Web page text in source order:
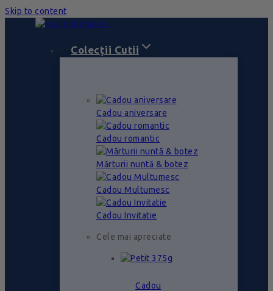
Skip to content
Colecții Cutii
Cadou aniversare
Cadou romantic
Mărturii nuntă & botez
Cadou Multumesc
Cadou Invitatie
Cele mai apreciate
Cadou